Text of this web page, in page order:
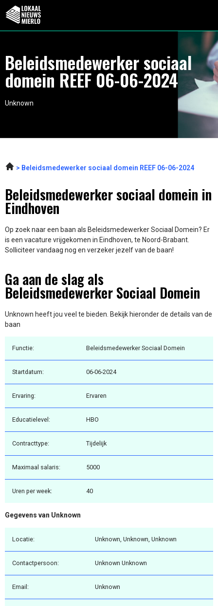
Beleidsmedewerker sociaal
domein REEF 06-06-2024
Unknown
Beleidsmedewerker sociaal domein REEF 06-06-2024
Beleidsmedewerker sociaal domein in
Eindhoven
Op zoek naar een baan als Beleidsmedewerker Sociaal Domein? Er
is een vacature vrijgekomen in Eindhoven, te Noord-Brabant.
Solliciteer vandaag nog en verzeker jezelf van de baan!
Ga aan de slag als
Beleidsmedewerker Sociaal Domein
Unknown heeft jou veel te bieden. Bekijk hieronder de details van de
baan
Functie: Beleidsmedewerker Sociaal Domein
Startdatum: 06-06-2024
Ervaring: Ervaren
Educatielevel: HBO
Contracttype: Tijdelijk
Maximaal salaris: 5000
Uren per week: 40
Gegevens van Unknown
Locatie: Unknown, Unknown, Unknown
Contactpersoon: Unknown Unknown
Email: Unknown